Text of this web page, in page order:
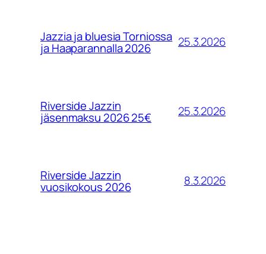
Jazzia ja bluesia Torniossa
ja Haaparannalla 2026 25.3.2026
Riverside Jazzin
jäsenmaksu 2026 25€ 25.3.2026
Riverside Jazzin
vuosikokous 2026 8.3.2026